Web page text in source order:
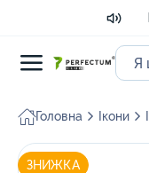
Головна Ікони
ЗНИЖКА